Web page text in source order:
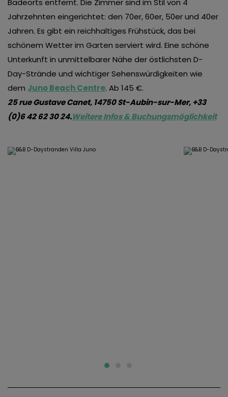
Badeorts entfernt. Die Zimmer sind im Stil von 4
Jahrzehnten eingerichtet: den 70er, 60er, 50er und 40er
Jahren. Es gibt ein reichhaltiges Frühstück, das bei
schönem Wetter im Garten serviert wird. Eine schöne
Unterkunft in unmittelbarer Nähe der östlichsten D-
Day-Strände und wichtiger Sehenswürdigkeiten wie
dem Juno Beach Centre. Ab 145 €.
25 rue Gustave Canet, 14750 St-Aubin-sur-Mer, +33
(0)6 42 62 30 24.Weitere Infos & Buchungsmöglichkeit